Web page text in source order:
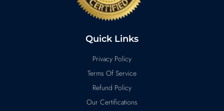
Quick Links
Privacy Policy
Terms Of Service
Refund Policy
Our Certifications